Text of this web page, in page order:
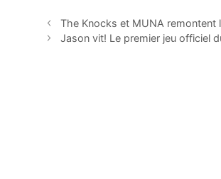
The Knocks et MUNA remontent
Jason vit! Le premier jeu officiel